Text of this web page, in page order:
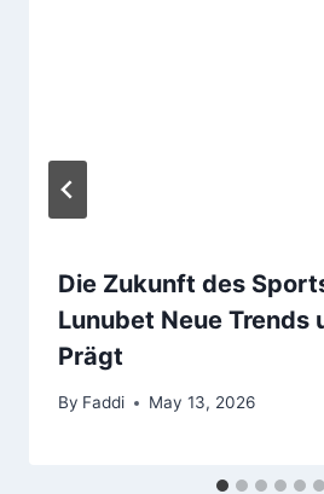
Die Zukunft des
Lunubet Neue Trends
Prägt
By Faddi May 13, 2026